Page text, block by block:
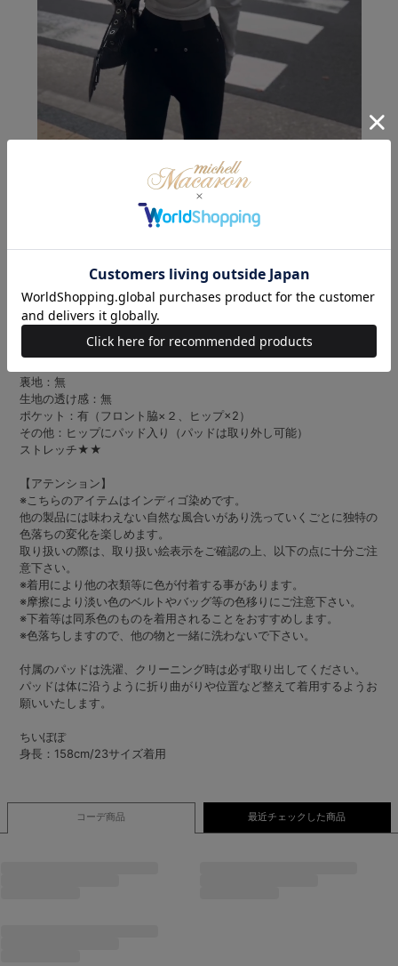
美脚見えバツグンなフレアデニム♡
パッドはヒップの外側に入っているのでヒップを丸く見せてくれます
♪
すっきり見えて脚長効果バツグンなのでヘビロテ確定です♡
【ディテール】
裏地：無
生地の透け感：無
ポケット：有（フロント脇×２、ヒップ×2）
その他：ヒップにパッド入り（パッドは取り外し可能）
ストレッチ★★
【アテンション】
※こちらのアイテムはインディゴ染めです。
他の製品には味わえない自然な風合いがあり洗っていくごとに独特の
色落ちの変化を楽しめます。
取り扱いの際は、取り扱い絵表示をご確認の上、以下の点に十分ご注
意下さい。
※着用により他の衣類等に色が付着する事があります。
※摩擦により淡い色のベルトやバッグ等の色移りにご注意下さい。
※下着等は同系色のものを着用されることをおすすめします。
※色落ちしますので、他の物と一緒に洗わないで下さい。
付属のパッドは洗濯、クリーニング時は必ず取り出してください。
パッドは体に沿うように折り曲がりや位置など整えて着用するようお
願いいたします。
ちいぽぽ
身長：158cm/23サイズ着用
コーデ商品 最近チェックした商品